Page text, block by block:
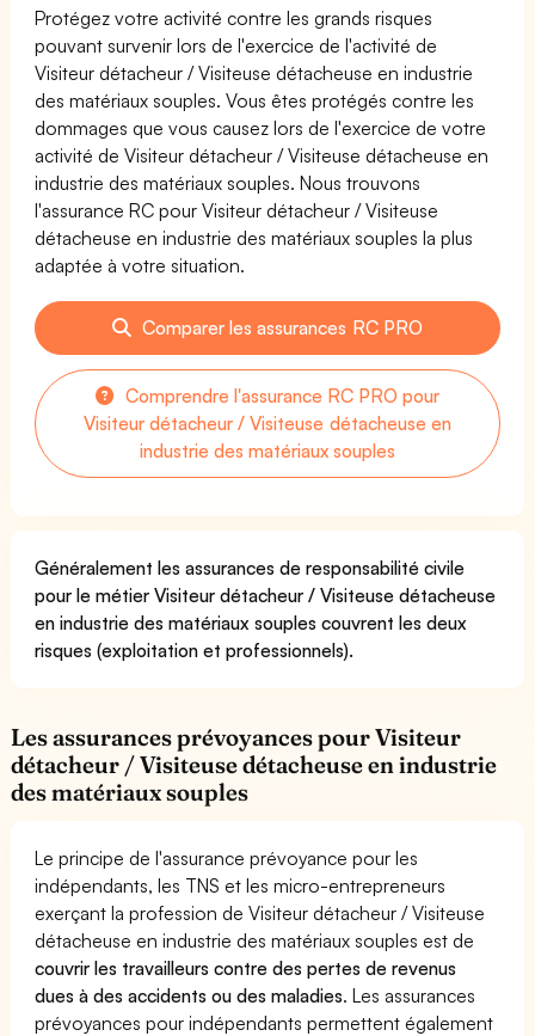
Protégez votre activité contre les grands risques
pouvant survenir lors de l'exercice de l'activité de
Visiteur détacheur / Visiteuse détacheuse en industrie
des matériaux souples. Vous êtes protégés contre les
dommages que vous causez lors de l'exercice de votre
activité de Visiteur détacheur / Visiteuse détacheuse en
industrie des matériaux souples. Nous trouvons
l'assurance RC pour Visiteur détacheur / Visiteuse
détacheuse en industrie des matériaux souples la plus
adaptée à votre situation.
Comparer les assurances RC PRO
Comprendre l'assurance RC PRO pour
Visiteur détacheur / Visiteuse détacheuse en
industrie des matériaux souples
Généralement les assurances de responsabilité civile
pour le métier Visiteur détacheur / Visiteuse détacheuse
en industrie des matériaux souples couvrent les deux
risques (exploitation et professionnels).
Les assurances prévoyances pour Visiteur
détacheur / Visiteuse détacheuse en industrie
des matériaux souples
Le principe de l'assurance prévoyance pour les
indépendants, les TNS et les micro-entrepreneurs
exerçant la profession de Visiteur détacheur / Visiteuse
détacheuse en industrie des matériaux souples est de
couvrir les travailleurs contre des pertes de revenus
dues à des accidents ou des maladies. Les assurances
prévoyances pour indépendants permettent également